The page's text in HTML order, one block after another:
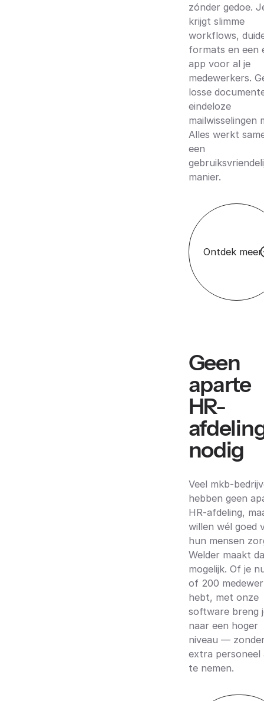
zónder gedoe.
krijgt slimme
workflows,
formats en een
app voor al je
medewerkers.
losse
eindeloze
mailwisselingen
Alles werkt
een
manier.
Ontdek meer
Geen
aparte
HR-
nodig
Veel mkb-
hebben geen
HR-afdeling,
willen wél goed
hun mensen
Welder maakt
mogelijk. Of je
of 200
hebt, met onze
software breng
naar een hoger
niveau —
extra personeel
te nemen.